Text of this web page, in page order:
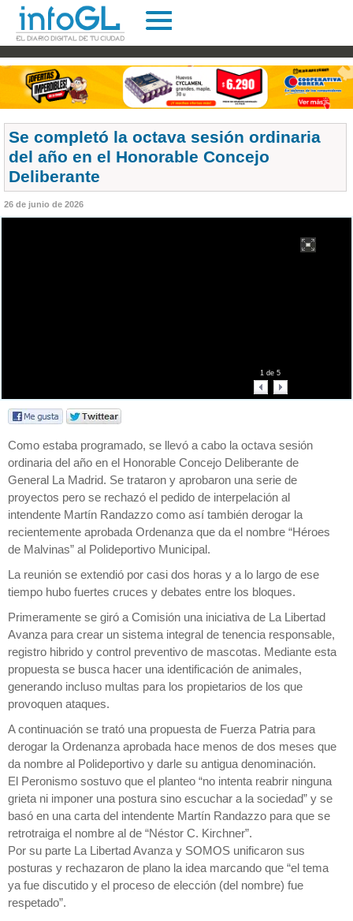
Se completó la octava sesión ordinaria
del año en el Honorable Concejo
Deliberante
26 de junio de 2026
1de 5
Como estaba programado, se llevó a cabo la octava sesión
ordinaria del año en el Honorable Concejo Deliberante de
General La Madrid. Se trataron y aprobaron una serie de
proyectos pero se rechazó el pedido de interpelación al
intendente Martín Randazzo como así también derogar la
recientemente aprobada Ordenanza que da el nombre “Héroes
de Malvinas” al Polideportivo Municipal.
La reunión se extendió por casi dos horas y a lo largo de ese
tiempo hubo fuertes cruces y debates entre los bloques.
Primeramente se giró a Comisión una iniciativa de La Libertad
Avanza para crear un sistema integral de tenencia responsable,
registro hibrido y control preventivo de mascotas. Mediante esta
propuesta se busca hacer una identificación de animales,
generando incluso multas para los propietarios de los que
provoquen ataques.
A continuación se trató una propuesta de Fuerza Patria para
derogar la Ordenanza aprobada hace menos de dos meses que
da nombre al Polideportivo y darle su antigua denominación.
El Peronismo sostuvo que el planteo “no intenta reabrir ninguna
grieta ni imponer una postura sino escuchar a la sociedad” y se
basó en una carta del intendente Martín Randazzo para que se
retrotraiga el nombre al de “Néstor C. Kirchner”.
Por su parte La Libertad Avanza y SOMOS unificaron sus
posturas y rechazaron de plano la idea marcando que “el tema
ya fue discutido y el proceso de elección (del nombre) fue
respetado”.